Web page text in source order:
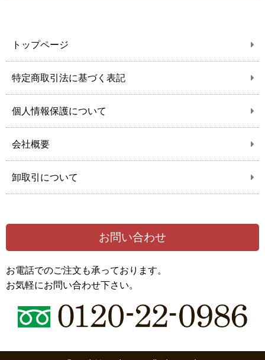
トップページ
特定商取引法に基づく表記
個人情報保護について
会社概要
卸取引について
お問い合わせ
お電話でのご注文も承っております。
お気軽にお問い合わせ下さい。